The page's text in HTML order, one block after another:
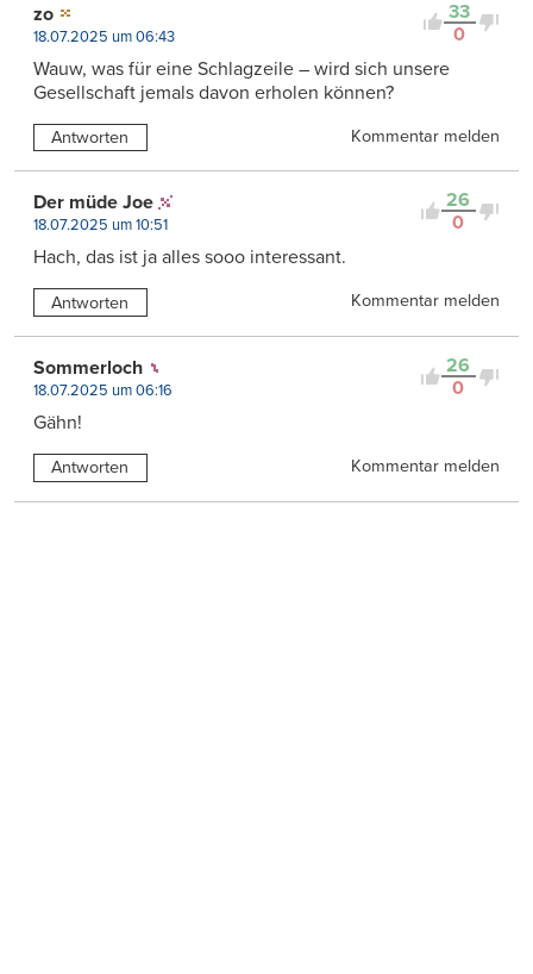
33
0
zo
18.07.2025 um 06:43
Wauw, was für eine Schlagzeile – wird sich unsere
Gesellschaft jemals davon erholen können?
Antworten Kommentar melden
26
0
Der müde Joe
18.07.2025 um 10:51
Hach, das ist ja alles sooo interessant.
Antworten Kommentar melden
26
0
Sommerloch
18.07.2025 um 06:16
Gähn!
Antworten Kommentar melden